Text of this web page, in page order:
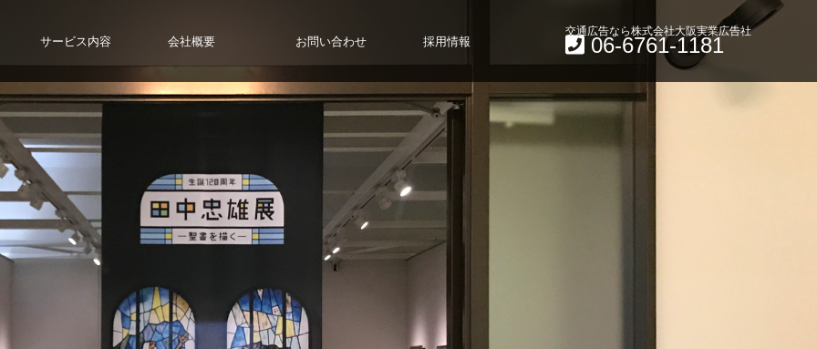
サービス内容 会社概要 お問い合わせ 採用情報
交通広告なら株式会社大阪実業広告社
06-6761-1181